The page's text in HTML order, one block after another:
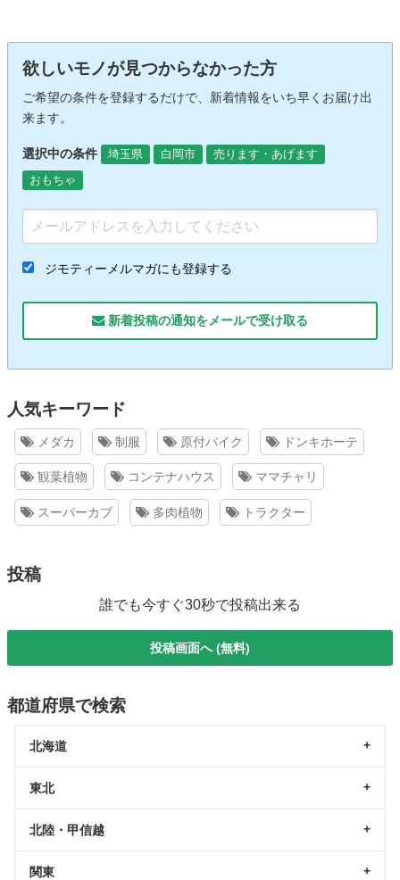
欲しいモノが見つからなかった方
ご希望の条件を登録するだけで、新着情報をいち早くお届け出
来ます。
選択中の条件 埼玉県 白岡市
売ります・あげます
おもちゃ
ジモティーメルマガにも登録する
新着投稿の通知をメールで受け取る
人気キーワード
メダカ 制服 原付バイク ドンキホーテ
観葉植物 コンテナハウス ママチャリ
スーパーカブ 多肉植物 トラクター
投稿
誰でも今すぐ30秒で投稿出来る
投稿画面へ (無料)
都道府県で検索
北海道
東北
北陸・甲信越
関東